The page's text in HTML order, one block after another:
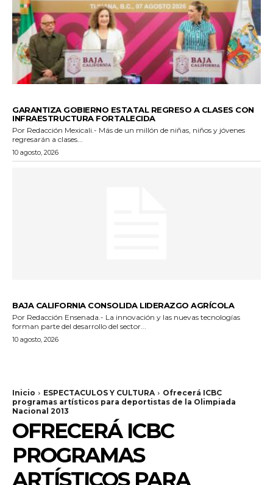
GARANTIZA GOBIERNO ESTATAL REGRESO A CLASES CON
INFRAESTRUCTURA FORTALECIDA
Por Redacción Mexicali.- Más de un millón de niñas, niños y jóvenes
regresarán a clases...
10 agosto, 2026
BAJA CALIFORNIA CONSOLIDA LIDERAZGO AGRÍCOLA
Por Redacción Ensenada.- La innovación y las nuevas tecnologías
forman parte del desarrollo del sector...
10 agosto, 2026